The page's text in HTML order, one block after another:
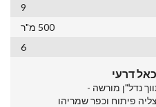
9
500 מ"ר
6
דרעי
נדל"ן מורשה -
פיתוח וכפר שמריהו